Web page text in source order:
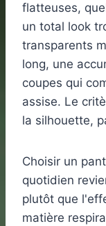
flatteuses,
un total look
transparents
long, une
coupes qui
assise. Le
la silhouette,
Choisir un
quotidien
plutôt que
matière